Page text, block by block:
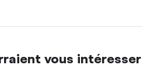
vous intéresser